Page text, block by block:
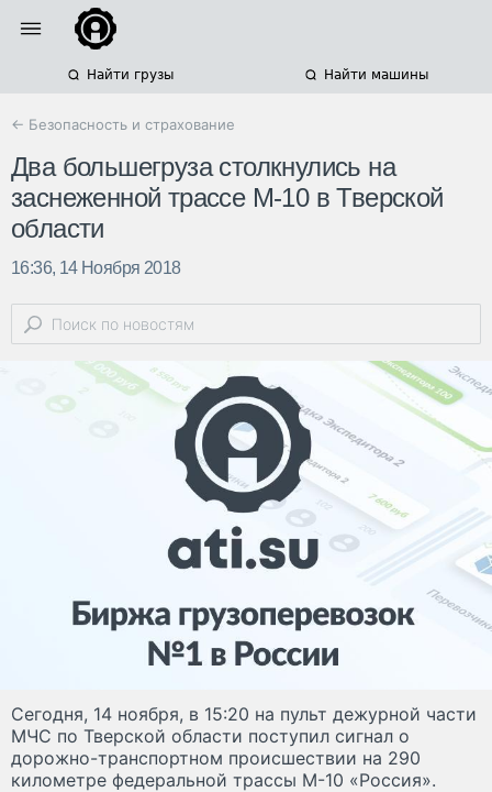
Найти грузы Найти машины
← Безопасность и страхование
Два большегруза столкнулись на
заснеженной трассе М-10 в Тверской
области
16:36, 14 Ноября 2018
Сегодня, 14 ноября, в 15:20 на пульт дежурной части
МЧС по Тверской области поступил сигнал о
дорожно-транспортном происшествии на 290
километре федеральной трассы М-10 «Россия».